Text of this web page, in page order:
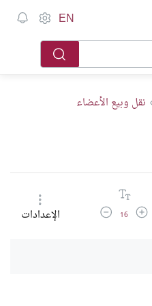
EN
نقل وبيع الأعضاء
زيادة حجم الخط
16 تقليل حجم الخطالإعدادات